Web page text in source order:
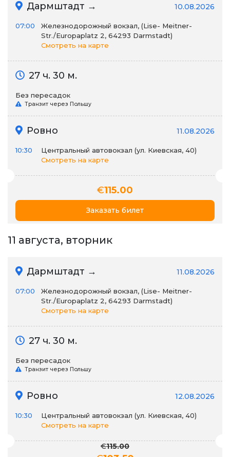
Дармштадт → 10.08.2026
07:00
Железнодорожный вокзал, (Lise- Meitner-
Str./Europaplatz 2, 64293 Darmstadt)
Смотреть на карте
27 ч. 30 м.
Без пересадок
Транзит через Польшу
Ровно 11.08.2026
10:30
Центральный автовокзал (ул. Киевская, 40)
Смотреть на карте
€115.00
Заказать билет
11 августа, вторник
Дармштадт → 11.08.2026
07:00
Железнодорожный вокзал, (Lise- Meitner-
Str./Europaplatz 2, 64293 Darmstadt)
Смотреть на карте
27 ч. 30 м.
Без пересадок
Транзит через Польшу
Ровно 12.08.2026
10:30
Центральный автовокзал (ул. Киевская, 40)
Смотреть на карте
€115.00